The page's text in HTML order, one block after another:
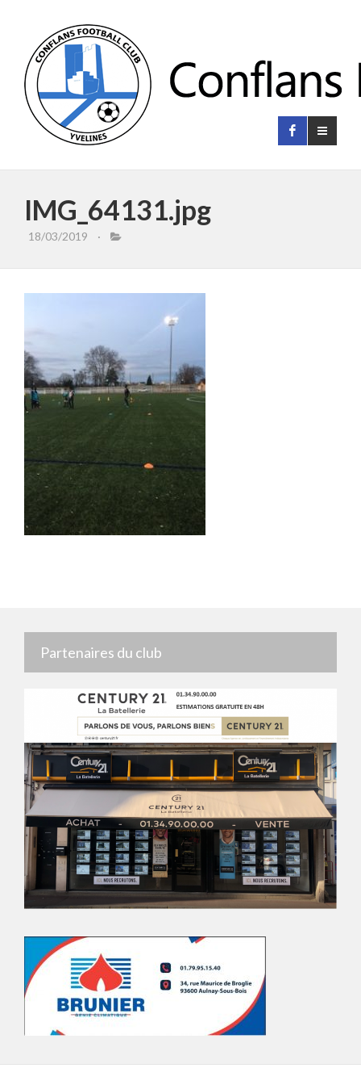
IMG_64131.jpg
18/03/2019 ·
Partenaires du club